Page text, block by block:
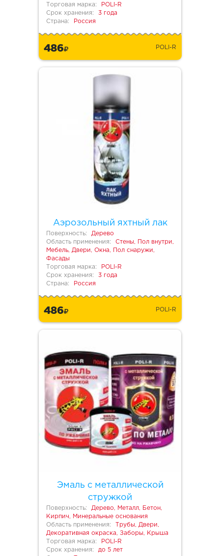
Торговая марка:
POLI-R
Срок хранения:
3 года
Страна:
Россия
486 POLI-R
Аэрозольный яхтный лак
Поверхность:
Дерево
Область применения:
Стены, Пол внутри,
Мебель, Двери, Окна, Пол снаружи,
Фасады
Торговая марка:
POLI-R
Срок хранения:
3 года
Страна:
Россия
486 POLI-R
Эмаль с металлической
стружкой
Поверхность:
Дерево, Металл, Бетон,
Кирпич, Минеральные основания
Область применения:
Трубы, Двери,
Декоративная окраска, Заборы, Крыша
Торговая марка:
POLI-R
Срок хранения:
до 5 лет